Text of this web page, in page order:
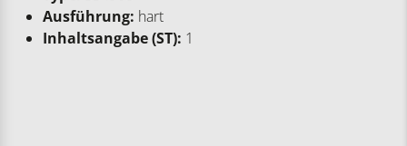
Ausführung: hart
Inhaltsangabe (ST): 1